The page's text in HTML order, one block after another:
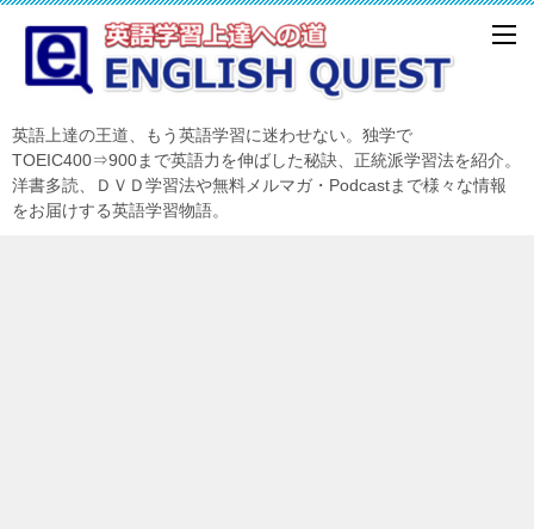
英語上達の王道、もう英語学習に迷わせない。独学で
TOEIC400⇒900まで英語力を伸ばした秘訣、正統派学習法を紹介。
洋書多読、ＤＶＤ学習法や無料メルマガ・Podcastまで様々な情報
をお届けする英語学習物語。